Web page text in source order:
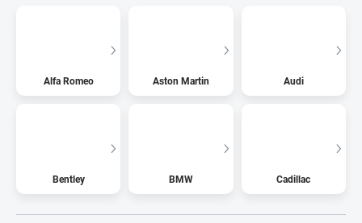
Alfa Romeo Aston Martin Audi
Bentley BMW Cadillac